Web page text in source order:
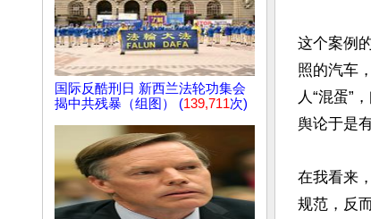
国际反酷刑日 新西兰法轮功集会
揭中共残暴（组图） (139,711次)
这个案例
照的汽车
人“混蛋”
舆论于是
在我看来
规范，反